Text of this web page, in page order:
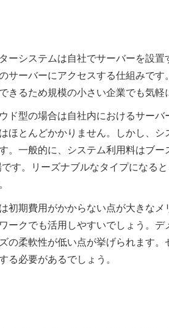
ーシステムは自社でサーバーを設
サーバーにアクセスする仕組みで
きるため規模の小さい企業でも気軽
ド型の場合は自社内におけるサー
ほとんどかかりません。しかし、
。一般的に、システム利用料はブ
す。リーズナブルなタイプになる
初期費用がかからない点が大きな
ークでも活用しやすいでしょう。
の柔軟性が低い点が挙げられます
る必要があるでしょう。